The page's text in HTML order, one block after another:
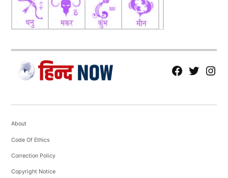
fb Tw tw
About
Code Of Ethics
Correction Policy
Copyright Notice